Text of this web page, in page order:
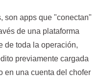
son apps que "conectan"
de una plataforma
de toda la operación,
previamente cargada
en una cuenta del chofer